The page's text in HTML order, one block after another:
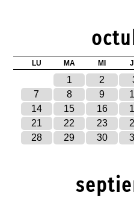
LU MA MI
1 2
7
8 9
14
15 16
21
22 23
28
29 30